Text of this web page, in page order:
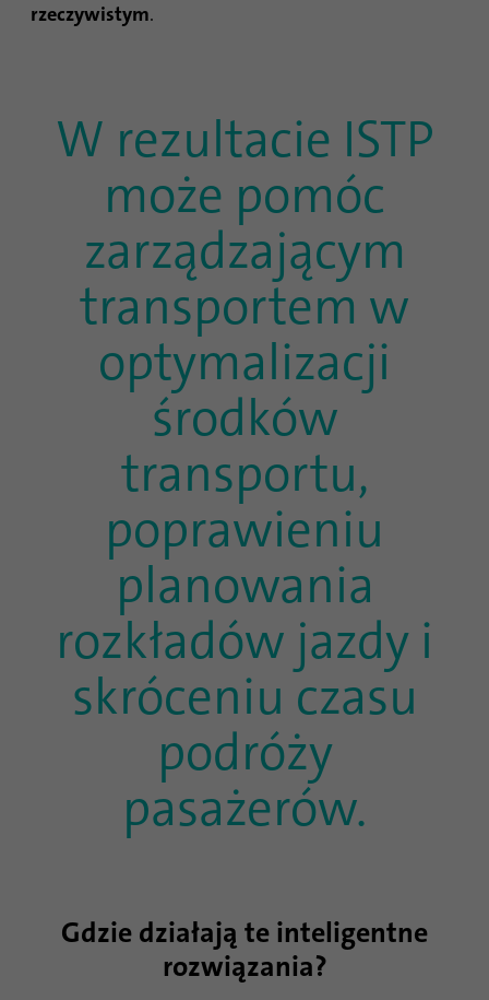
rzeczywistym.
W rezultacie ISTP
może pomóc
zarządzającym
transportem w
optymalizacji
środków
transportu,
poprawieniu
planowania
rozkładów jazdy i
skróceniu czasu
podróży
pasażerów.
Gdzie działają te inteligentne
rozwiązania?